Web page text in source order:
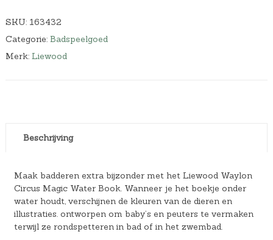
SKU: 163432
Categorie: Badspeelgoed
Merk: Liewood
Beschrijving
Maak badderen extra bijzonder met het Liewood Waylon
Circus Magic Water Book. Wanneer je het boekje onder
water houdt, verschijnen de kleuren van de dieren en
illustraties. ontworpen om baby’s en peuters te vermaken
terwijl ze rondspetteren in bad of in het zwembad.